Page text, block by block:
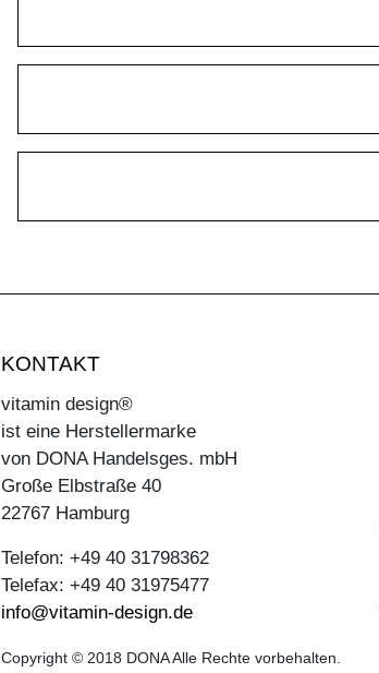
KONTAKT
vitamin design®
ist eine Herstellermarke
von DONA Handelsges. mbH
Große Elbstraße 40
22767 Hamburg
Telefon: +49 40 31798362
Telefax: +49 40 31975477
info@vitamin-design.de
Copyright © 2018 DONA Alle Rechte vorbehalten.